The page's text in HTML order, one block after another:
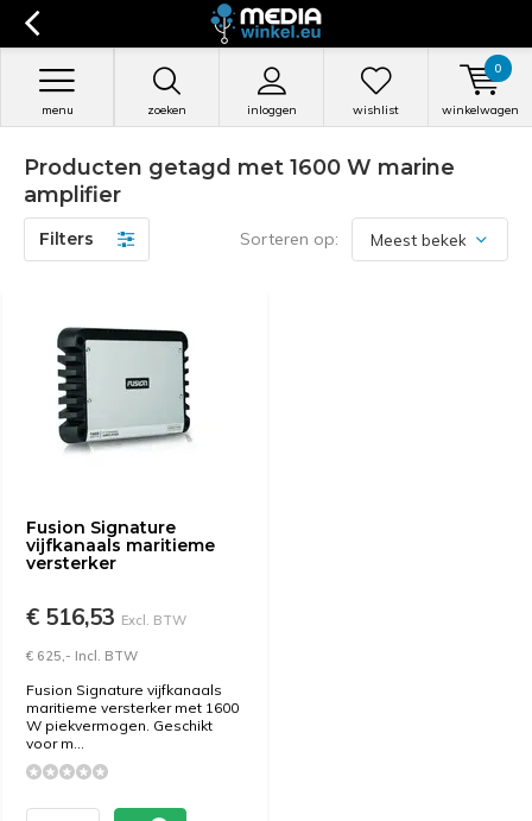
zoeken inloggen
menu wishlist winkelwagen
0
Producten getagd met 1600 W marine
amplifier
Filters Sorteren op:
Fusion Signature
vijfkanaals maritieme
versterker
€ 516,53 Excl. BTW
€ 625,- Incl. BTW
Fusion Signature vijfkanaals
maritieme versterker met 1600
W piekvermogen. Geschikt
voor m...